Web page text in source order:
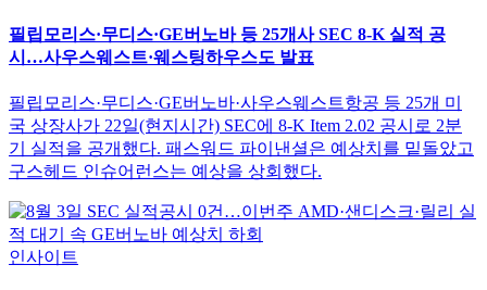
필립모리스·무디스·GE버노바 등 25개사 SEC 8-K 실적 공
시…사우스웨스트·웨스팅하우스도 발표
필립모리스·무디스·GE버노바·사우스웨스트항공 등 25개 미
국 상장사가 22일(현지시간) SEC에 8-K Item 2.02 공시로 2분
기 실적을 공개했다. 패스워드 파이낸셜은 예상치를 밑돌았고
구스헤드 인슈어런스는 예상을 상회했다.
인사이트